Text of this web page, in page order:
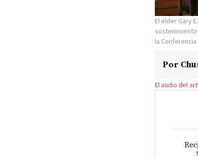
El élder Gary
la
Por
El audio del